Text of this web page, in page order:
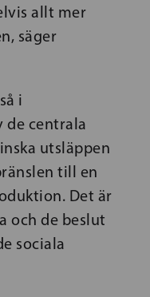
allt mer
säger
i
de centrala
utsläppen
till en
Det är
och de beslut
sociala